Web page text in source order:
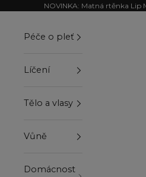
Přejít na obsahNOVINKA: Matná rtěnka Lip
Péče o pleť
Líčení
Tělo a vlasy
Vůně
Domácnost